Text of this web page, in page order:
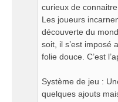
curieux de
Les joueurs
découverte du
soit, il s’est imposé
folie douce. C’est
Système de jeu :
quelques ajouts